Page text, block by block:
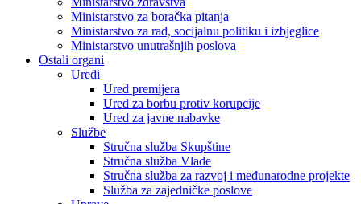
Ministarstvo za boračka pitanja
Ministarstvo za rad, socijalnu politiku i izbjeglice
Ministarstvo unutrašnjih poslova
Ostali organi
Uredi
Ured premijera
Ured za borbu protiv korupcije
Ured za javne nabavke
Službe
Stručna služba Skupštine
Stručna služba Vlade
Stručna služba za razvoj i međunarodne projekte
Služba za zajedničke poslove